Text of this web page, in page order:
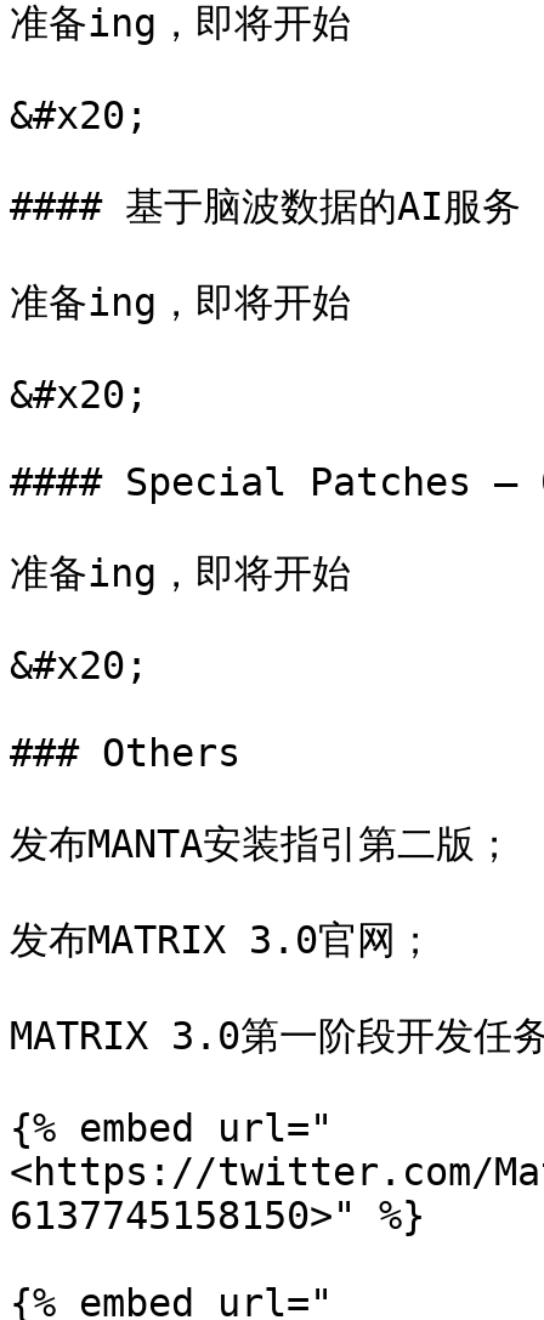
​准备ing，即将开始
&#x20;
#### 基于脑波数据的AI服务
​准备ing，即将开始
&#x20;
#### Special Patches –
​准备ing，即将开始
&#x20;
### Others
发布MANTA安装指引第二版；
发布MATRIX 3.0官网；
MATRIX 3.0第一阶段开发任
{% embed url="
<https://twitter.com/
6137745158150>" %}
{% embed url="